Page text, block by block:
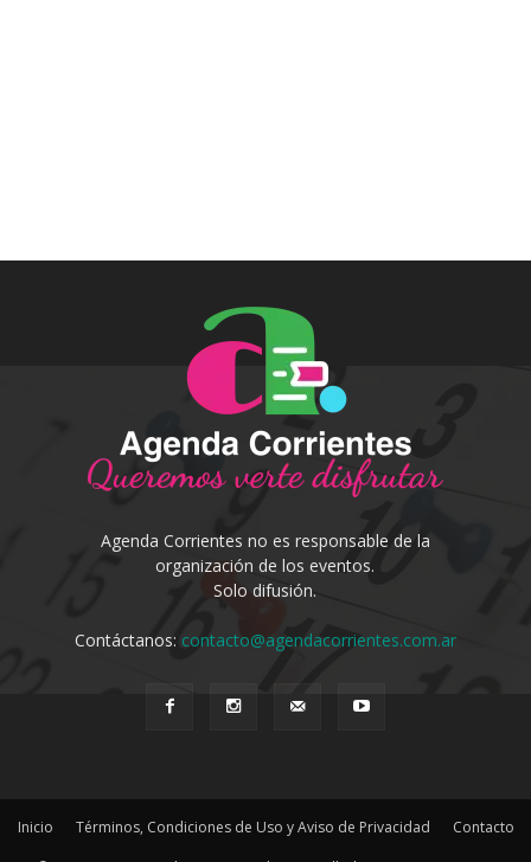
Agenda Corrientes no es responsable de la
organización de los eventos.
Solo difusión.
Contáctanos: contacto@agendacorrientes.com.ar
Inicio Términos, Condiciones de Uso y Aviso de Privacidad
Contacto